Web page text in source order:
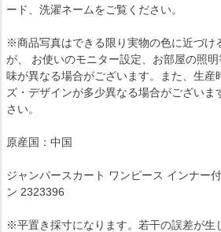
ード、洗濯ネームをご覧ください。
※商品写真はできる限り実物の色に近づけ
が、 お使いのモニター設定、お部屋の照
味が異なる場合がございます。また、生産
ズ・デザインが多少異なる場合がございま
さい。
原産国：中国
ジャンパースカート ワンピース インナー
ン 2323396
※平置き採寸になります。若干の誤差が生